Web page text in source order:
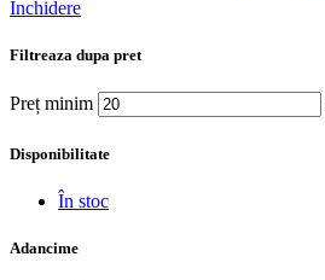
Închidere
Filtreaza dupa pret
Preț minim
Disponibilitate
În stoc
Adancime